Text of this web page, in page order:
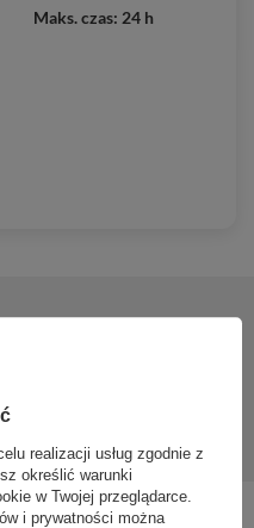
Maks. czas: 24 h
realizacji usług zgodnie z
określić warunki
w Twojej przeglądarce.
i prywatności można